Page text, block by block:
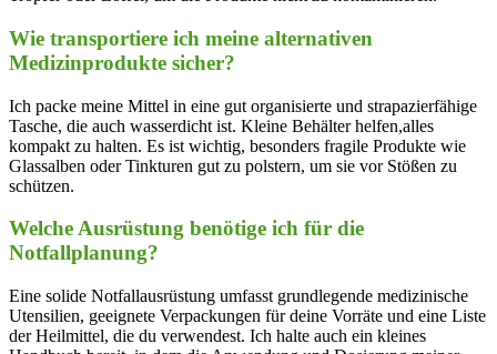
Wie transportiere ich meine alternativen‍
Medizinprodukte sicher?
Ich ⁤packe ‌meine Mittel in⁤ eine gut organisierte und strapazierfähige
Tasche, die auch wasserdicht ist. Kleine Behälter helfen,alles
kompakt zu‌ halten. Es ist⁤ wichtig, besonders fragile Produkte wie
Glassalben oder‍ Tinkturen gut zu polstern, um sie vor Stößen zu
schützen.
Welche Ausrüstung benötige ich für die⁣
Notfallplanung?
Eine solide Notfallausrüstung umfasst grundlegende medizinische
Utensilien, geeignete ⁢Verpackungen ‌für deine⁢ Vorräte und eine Liste
der⁣ Heilmittel, ⁣die du verwendest. Ich halte auch ein ⁢kleines